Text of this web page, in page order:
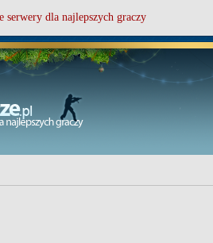
serwery dla najlepszych graczy